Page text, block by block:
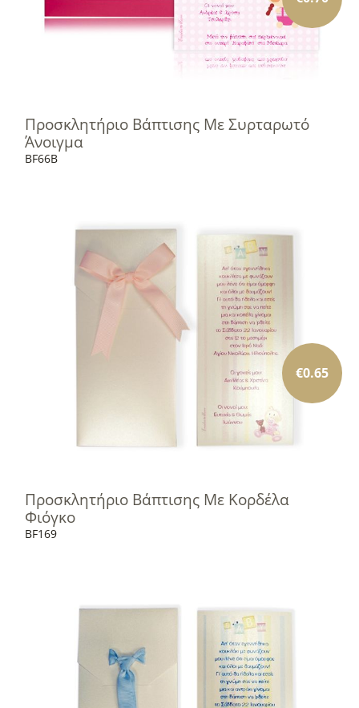
Προσκλητήριο Βάπτισης Με Συρταρωτό
Άνοιγμα
BF66B
Προσκλητήριο Βάπτισης Με Κορδέλα
Φιόγκο
BF169
€0.65